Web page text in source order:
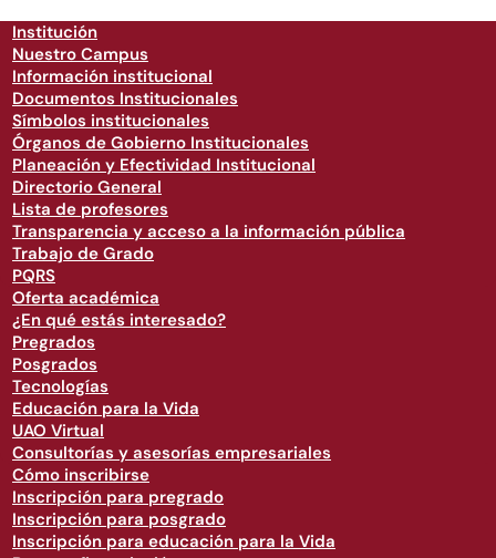
Institución
Nuestro Campus
Información institucional
Documentos Institucionales
Símbolos institucionales
Órganos de Gobierno Institucionales
Planeación y Efectividad Institucional
Directorio General
Lista de profesores
Transparencia y acceso a la información pública
Trabajo de Grado
PQRS
Oferta académica
¿En qué estás interesado?
Pregrados
Posgrados
Tecnologías
Educación para la Vida
UAO Virtual
Consultorías y asesorías empresariales
Cómo inscribirse
Inscripción para pregrado
Inscripción para posgrado
Inscripción para educación para la Vida